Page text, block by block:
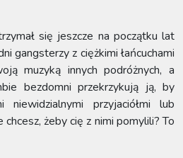
się jeszcze na początku lat
gangsterzy z ciężkimi łańcuchami
muzyką innych podróżnych, a
bezdomni przekrzykują ją, by
niewidzialnymi przyjaciółmi lub
żeby cię z nimi pomylili? To